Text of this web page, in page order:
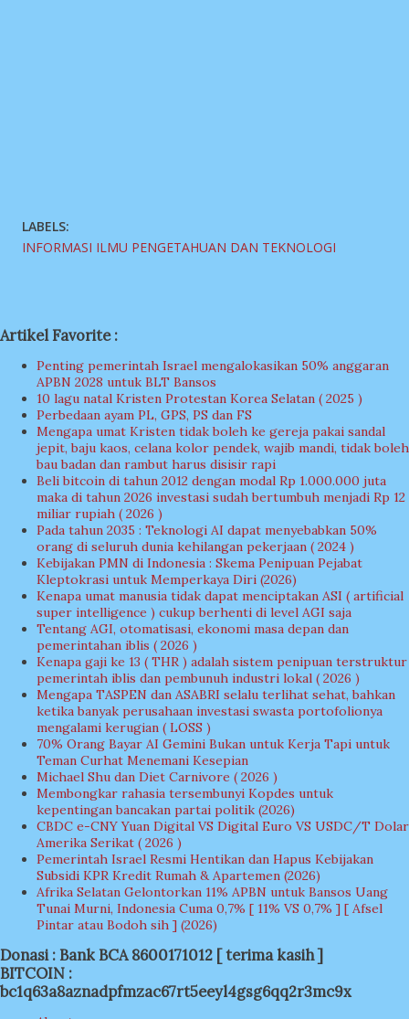
LABELS:
INFORMASI ILMU PENGETAHUAN DAN TEKNOLOGI
Artikel Favorite :
Penting pemerintah Israel mengalokasikan 50% anggaran
APBN 2028 untuk BLT Bansos
10 lagu natal Kristen Protestan Korea Selatan ( 2025 )
Perbedaan ayam PL, GPS, PS dan FS
Mengapa umat Kristen tidak boleh ke gereja pakai sandal
jepit, baju kaos, celana kolor pendek, wajib mandi, tidak boleh
bau badan dan rambut harus disisir rapi
Beli bitcoin di tahun 2012 dengan modal Rp 1.000.000 juta
maka di tahun 2026 investasi sudah bertumbuh menjadi Rp 12
miliar rupiah ( 2026 )
Pada tahun 2035 : Teknologi AI dapat menyebabkan 50%
orang di seluruh dunia kehilangan pekerjaan ( 2024 )
Kebijakan PMN di Indonesia : Skema Penipuan Pejabat
Kleptokrasi untuk Memperkaya Diri (2026)
Kenapa umat manusia tidak dapat menciptakan ASI ( artificial
super intelligence ) cukup berhenti di level AGI saja
Tentang AGI, otomatisasi, ekonomi masa depan dan
pemerintahan iblis ( 2026 )
Kenapa gaji ke 13 ( THR ) adalah sistem penipuan terstruktur
pemerintah iblis dan pembunuh industri lokal ( 2026 )
Mengapa TASPEN dan ASABRI selalu terlihat sehat, bahkan
ketika banyak perusahaan investasi swasta portofolionya
mengalami kerugian ( LOSS )
70% Orang Bayar AI Gemini Bukan untuk Kerja Tapi untuk
Teman Curhat Menemani Kesepian
Michael Shu dan Diet Carnivore ( 2026 )
Membongkar rahasia tersembunyi Kopdes untuk
kepentingan bancakan partai politik (2026)
CBDC e-CNY Yuan Digital VS Digital Euro VS USDC/T Dolar
Amerika Serikat ( 2026 )
Pemerintah Israel Resmi Hentikan dan Hapus Kebijakan
Subsidi KPR Kredit Rumah & Apartemen (2026)
Afrika Selatan Gelontorkan 11% APBN untuk Bansos Uang
Tunai Murni, Indonesia Cuma 0,7% [ 11% VS 0,7% ] [ Afsel
Pintar atau Bodoh sih ] (2026)
Donasi : Bank BCA 8600171012 [ terima kasih ]
BITCOIN :
bc1q63a8aznadpfmzac67rt5eeyl4gsg6qq2r3mc9x